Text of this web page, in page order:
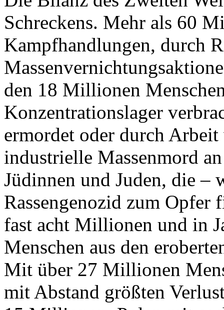
Schreckens. Mehr als 60
Kampfhandlungen, durch
den 18 Millionen
Konzentrationslager
ermordet oder durch
industrielle Massenmord
Jüdinnen und Juden, die –
Rassengenozid zum Opfer
fast acht Millionen und in
Menschen aus den
Mit über 27 Millionen
mit Abstand größten